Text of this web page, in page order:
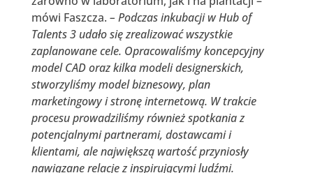
mówi Faszcza. – Podczas inkubacji w Hub of
Talents 3 udało się zrealizować wszystkie
zaplanowane cele. Opracowaliśmy koncepcyjny
model CAD oraz kilka modeli designerskich,
stworzyliśmy model biznesowy, plan
marketingowy i stronę internetową. W trakcie
procesu prowadziliśmy również spotkania z
potencjalnymi partnerami, dostawcami i
klientami, ale największą wartość przyniosły
nawiązane relacje z inspirującymi ludźmi.